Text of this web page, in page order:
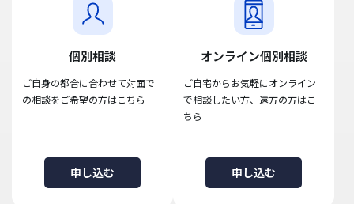
個別相談
ご自身の都合に合わせて対面で
の相談をご希望の方はこちら
申し込む
オンライン個別相談
ご自宅からお気軽にオンライン
で相談したい方、遠方の方はこ
ちら
申し込む